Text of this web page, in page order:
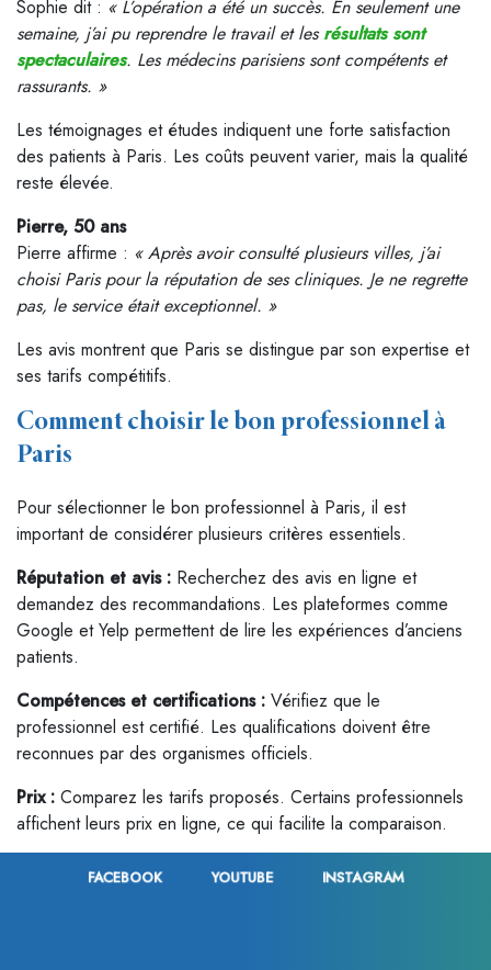
Sophie dit : « L’opération a été un succès. En seulement une
semaine, j’ai pu reprendre le travail et lesrésultats sont
spectaculaires. Les médecins parisiens sont compétents et
rassurants. »
Les témoignages et études indiquent une forte satisfaction
des patients à Paris. Les coûts peuvent varier, mais la qualité
reste élevée.
Pierre, 50 ans
Pierre affirme : « Après avoir consulté plusieurs villes, j’ai
choisi Paris pour la réputation de ses cliniques. Je ne regrette
pas, le service était exceptionnel. »
Les avis montrent que Paris se distingue par son expertise et
ses tarifs compétitifs.
Comment choisir le bon professionnel à
Paris
Pour sélectionner le bon professionnel à Paris, il est
important de considérer plusieurs critères essentiels.
Réputation et avis : Recherchez des avis en ligne et
demandez des recommandations. Les plateformes comme
Google et Yelp permettent de lire les expériences d’anciens
patients.
Compétences et certifications : Vérifiez que le
professionnel est certifié. Les qualifications doivent être
reconnues par des organismes officiels.
Prix : Comparez les tarifs proposés. Certains professionnels
affichent leurs prix en ligne, ce qui facilite la comparaison.
Exemple de tarifs moyens à Paris :
FACEBOOK YOUTUBE INSTAGRAM